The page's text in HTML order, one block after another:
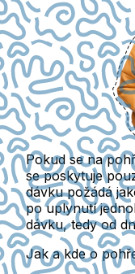
Pokud se na
se poskytuje
dávku požádá
po uplynutí
dávku, tedy od
Jak a kde o